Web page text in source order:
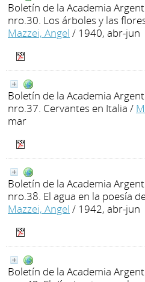
Boletín de la Academia
nro.30. Los árboles y las
Mazzei, Angel / 1940, abr-jun
Boletín de la Academia
nro.37. Cervantes en Italia /
mar
Boletín de la Academia
nro.38. El agua en la poesía
Mazzei, Angel / 1942, abr-jun
Boletín de la Academia